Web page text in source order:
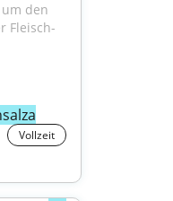
den
Fleisch-
Vollzeit